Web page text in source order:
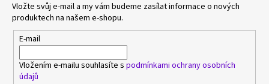
Vložte svůj e-mail a my vám budeme zasílat informace o nových
produktech na našem e-shopu.
E-mail
Vložením e-mailu souhlasíte s podmínkami ochrany osobních
údajů